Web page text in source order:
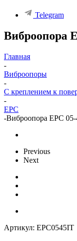
Telegram
Виброопора
Главная
-
Виброопоры
-
С креплением к
-
EPC
-Виброопора EPC
Previous
Next
Артикул: EPC0545IT